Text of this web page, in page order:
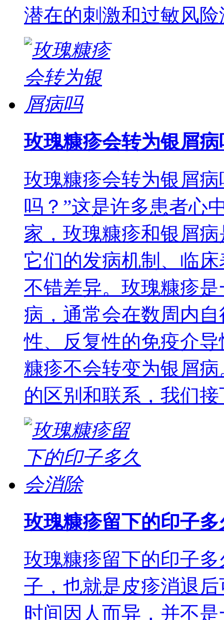
潜在的刺激和过敏风
玫瑰糠疹会转为银屑病
玫瑰糠疹会转为银屑
吗？”这是许多患者心
家，玫瑰糠疹和银屑
它们的发病机制、临
不错差异。玫瑰糠疹
病，通常会在数周内
性、反复性的免疫介
糠疹不会转变为银屑
的区别和联系，我们
玫瑰糠疹留下的印子
玫瑰糠疹留下的印子
子，也就是皮疹消退
时间因人而异，并不